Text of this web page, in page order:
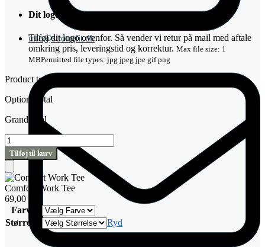
info@strongfit.dk
Dit logo
Tilføj dit logo ovenfor. Så vender vi retur på mail med aftale
omkring pris, leveringstid og korrektur. Max file size: 1
MBPermitted file types: jpg jpeg jpe gif png
Product total
Options total
Grand total
Comfort
Work
Tee
antal
Tilføj til kurv
Tilføj
til
kurv
Comfort Work Tee
69,00
Farve
Størrelse
Ryd